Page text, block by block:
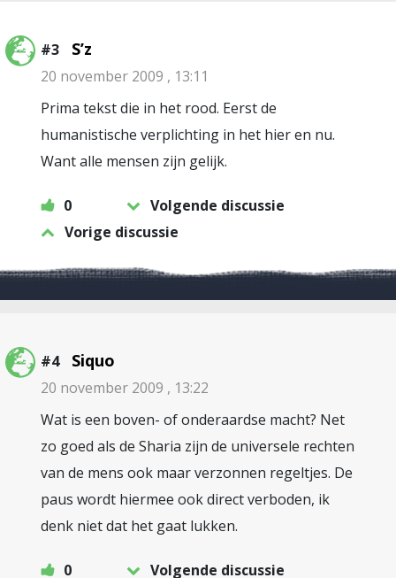
#3 S’z
20 november 2009 , 13:11
Prima tekst die in het rood. Eerst de
humanistische verplichting in het hier en nu.
Want alle mensen zijn gelijk.
0
Volgende discussie
Vorige discussie
#4 Siquo
20 november 2009 , 13:22
Wat is een boven- of onderaardse macht? Net
zo goed als de Sharia zijn de universele rechten
van de mens ook maar verzonnen regeltjes. De
paus wordt hiermee ook direct verboden, ik
denk niet dat het gaat lukken.
0 Volgende discussie